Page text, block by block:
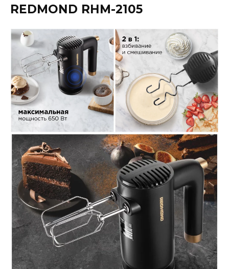
REDMOND RHM-2105